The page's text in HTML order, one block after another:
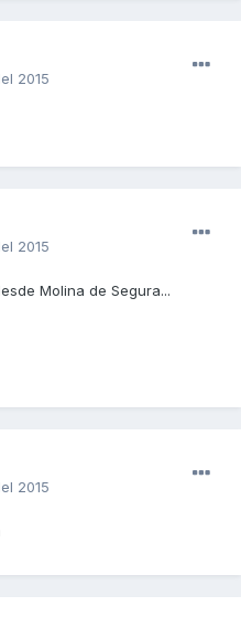
2015
2015
Molina de Segura...
2015